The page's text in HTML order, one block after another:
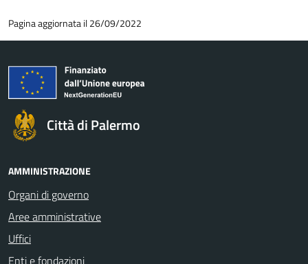
Pagina aggiornata il 26/09/2022
Città di Palermo
AMMINISTRAZIONE
Organi di governo
Aree amministrative
Uffici
Enti e fondazioni